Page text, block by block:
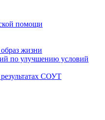
помощи
жизни
по улучшению условий
СОУТ